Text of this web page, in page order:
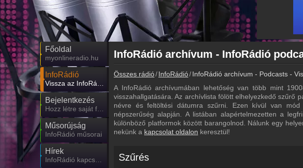
Főoldal
myonlineradio.hu
InfoRádió
Vissza az InfoRádió oldalára
Bejelentkezés
Hozz létre saját fiókot!
Műsorújság
InfoRádió műsorai
Hírek
InfoRádió kapcsolatos hírek
InfoRádió archívum - InfoRádió
Összes rádió InfoRádió InfoRádió archívum - Podcasts -
A InfoRádió archívumában lehetőség van több mint
visszahallgatására. Az archívlista fölött elhelyezkedő szűrő
névre és feltöltési dátumra szűrni. Ezen kívül van
népszerűség alapján. A listában alapértelmezetten a
különböző platformok között barangolnod. Nálunk egy
nekünk a kapcsolat oldalon keresztül!
Szűrés